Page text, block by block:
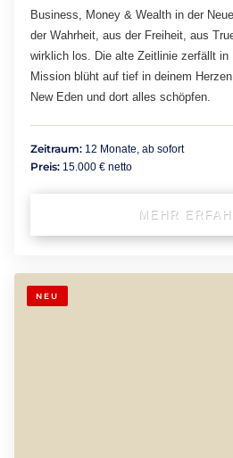
Business, Money & Wealth in der
der Wahrheit, aus der Freiheit, aus
wirklich los. Die alte Zeitlinie zerfällt in
Mission blüht auf tief in deinem
New Eden und dort alles schöpfen.
Zeitraum: 12 Monate, ab sofort
Preis: 15.000 € netto
MEHR
NEU